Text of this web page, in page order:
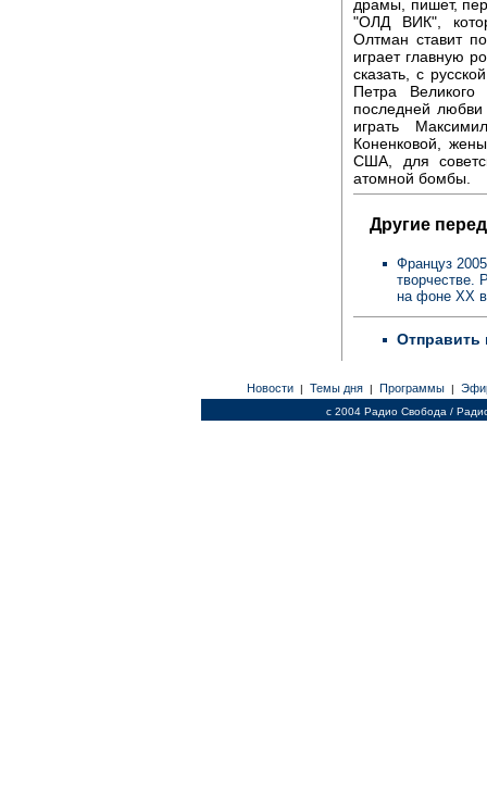
драмы, пишет,
"ОЛД ВИК",
Олтман ставит
играет главную
сказать, с
Петра
последней любви
играть
Коненковой,
США, для
атомной бомбы.
Другие
Француз
творчестве.
на фоне ХХ
Отправить
Новости | Темы дня | Программы |
c 2004 Радио Свобода /